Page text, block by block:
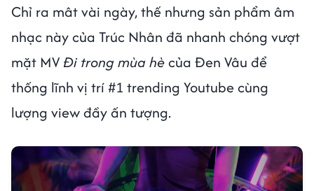
Chỉ ra mât vài ngày, thế nhưng sản phẩm âm
nhạc này của Trúc Nhân đã nhanh chóng vượt
mặt MV Đi trong mùa hècủa Đen Vâu để
thống lĩnh vị trí #1 trending Youtube cùng
lượng view đầy ấn tượng.